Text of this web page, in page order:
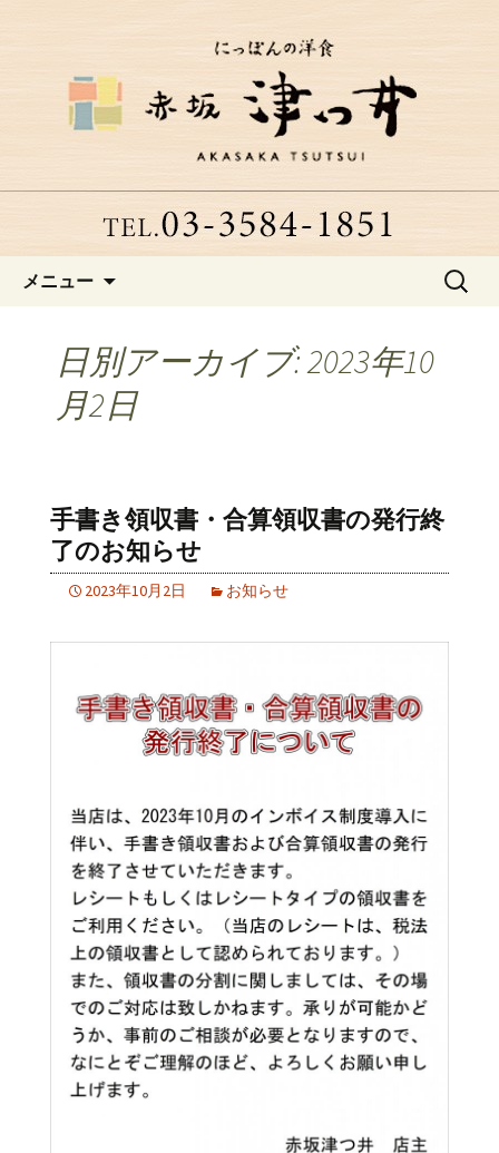
赤坂にある老舗洋食店「津つ
井」からのお知らせ
メニュー
検
日別アーカイブ: 2023年10
月2日
手書き領収書・合算領収書の発行終
了のお知らせ
2023年10月2日 お知らせ